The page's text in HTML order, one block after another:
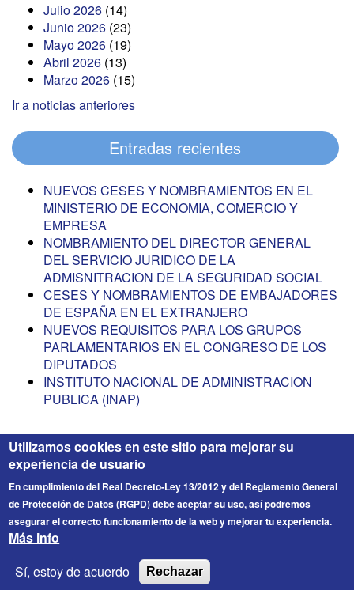
Julio 2026 (14)
Junio 2026 (23)
Mayo 2026 (19)
Abril 2026 (13)
Marzo 2026 (15)
Ir a noticias anteriores
Entradas recientes
NUEVOS CESES Y NOMBRAMIENTOS EN EL
MINISTERIO DE ECONOMIA, COMERCIO Y
EMPRESA
NOMBRAMIENTO DEL DIRECTOR GENERAL
DEL SERVICIO JURIDICO DE LA
ADMISNITRACION DE LA SEGURIDAD SOCIAL
CESES Y NOMBRAMIENTOS DE EMBAJADORES
DE ESPAÑA EN EL EXTRANJERO
NUEVOS REQUISITOS PARA LOS GRUPOS
PARLAMENTARIOS EN EL CONGRESO DE LOS
DIPUTADOS
INSTITUTO NACIONAL DE ADMINISTRACION
PUBLICA (INAP)
FICESA
derechos reservados.
Utilizamos cookies en este sitio para mejorar su
experiencia de usuario
En cumplimiento del Real Decreto-Ley 13/2012 y del Reglamento General
de Protección de Datos (RGPD) debe aceptar su uso, así podremos
asegurar el correcto funcionamiento de la web y mejorar tu experiencia.
Más info
Sí, estoy de acuerdo
Rechazar